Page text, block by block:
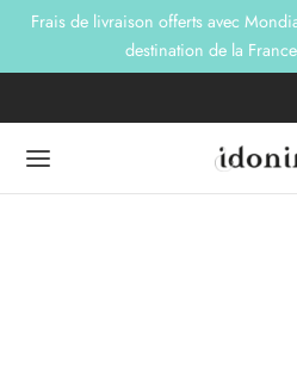
Frais de livraison offerts avec
destination de la